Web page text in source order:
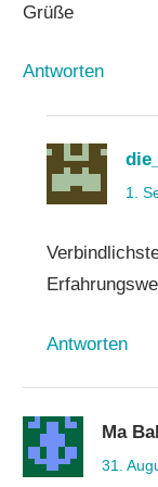
Grüße
Antworten
1.
Antworten
Ma
31.